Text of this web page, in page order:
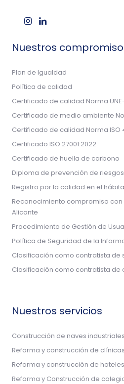
Nuestros
Plan de Igualdad
Política de calidad
Certificado de calidad Norma UNE-
Certificado de medio ambiente
Certificado de calidad Norma ISO
Certificado ISO 27001:2022
Certificado de huella de carbono
Diploma de prevención de
Registro por la calidad en el
Reconocimiento compromiso con
Alicante
Procedimiento de Gestión de
Política de Seguridad de la
Clasificación como contratista de
Clasificación como contratista de
Nuestros servicios
Construcción de naves industriales
Reforma y construcción de clínicas
Reforma y construcción de hoteles
Reforma y Construcción de